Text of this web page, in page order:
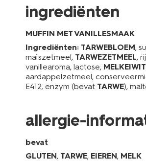
ingrediënten
MUFFIN MET VANILLESMAAK
Ingrediënten: TARWEBLOEM,
maïszetmeel, TARWEZETMEEL,
vanillearoma, lactose, MELKEIWIT
aardappelzetmeel,
E412, enzym (bevat TARWE),
allergie-
bevat
GLUTEN, TARWE, EIEREN, MELK